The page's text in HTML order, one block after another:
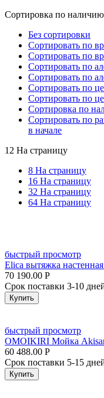
Сортировка по
Без сортировки
Сортировать по
Сортировать по
Сортировать по
Сортировать по
Сортировать по
Сортировать по
Сортировка по
Сортировать по
в начале
12 На страницу
8 На страницу
16 На страницу
32 На страницу
64 На страницу
быстрый просмотр
Elica вытяжка
70 190.00 Р
Срок поставки 3-10
Купить
быстрый просмотр
OMOIKIRI Мойка
60 488.00 Р
Срок поставки 5-15
Купить